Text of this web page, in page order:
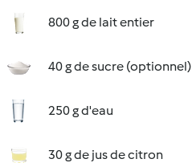
800 g de lait entier
40 g de sucre (optionnel)
250 g d'eau
30 g de jus de citron